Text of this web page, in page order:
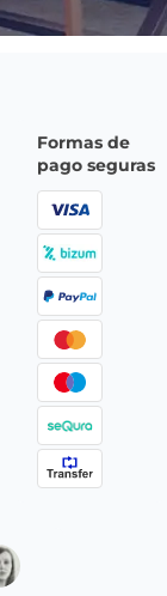
Formas de
pago seguras